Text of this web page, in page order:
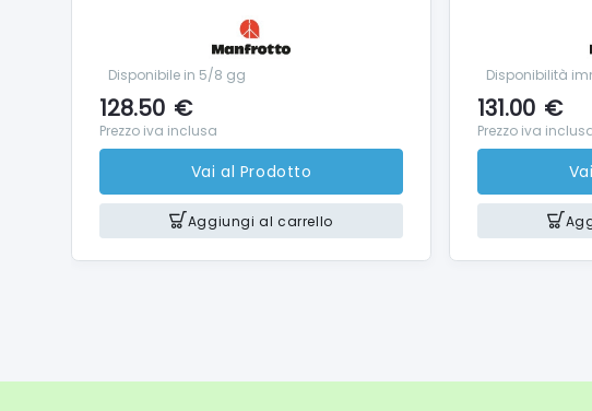
Disponibile in 5/8 gg
128.50 €
Prezzo iva inclusa
Vai al Prodotto
Aggiungi al carrello
Disponibilità
131.00 €
Prezzo iva